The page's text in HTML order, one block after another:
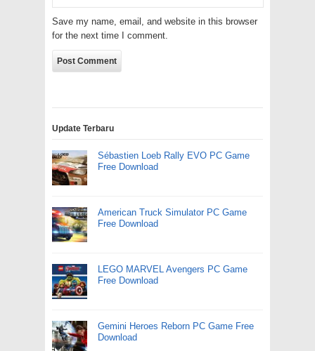
Save my name, email, and website in this browser
for the next time I comment.
Update Terbaru
Sébastien Loeb Rally EVO PC Game
Free Download
American Truck Simulator PC Game
Free Download
LEGO MARVEL Avengers PC Game
Free Download
Gemini Heroes Reborn PC Game Free
Download